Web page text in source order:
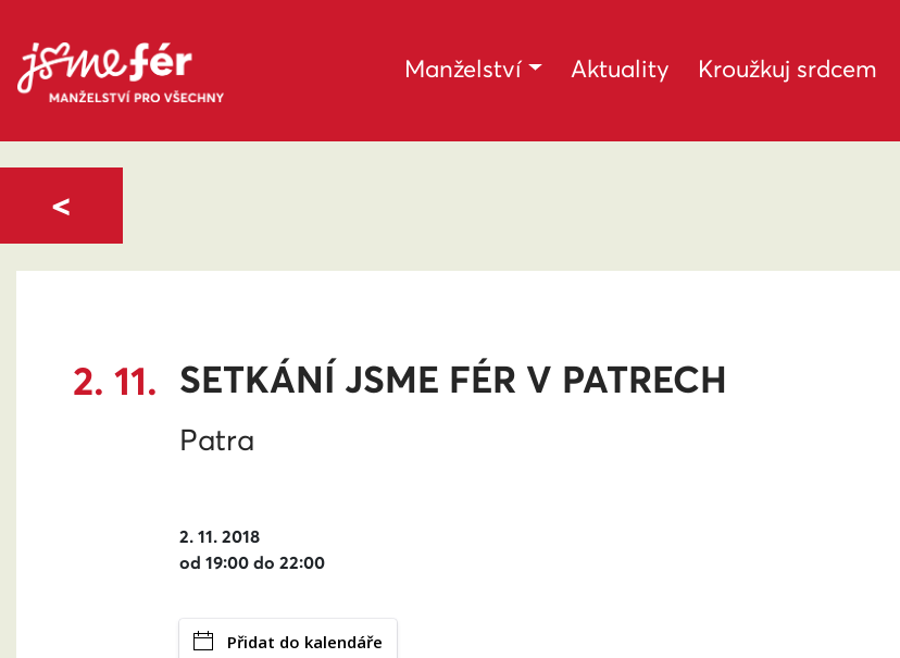
Manželství Aktuality Kroužkuj srdcem
2. 11. SETKÁNÍ JSME FÉR V PATRECH
Patra
2. 11. 2018
od 19:00 do 22:00
Přidat do kalendáře
<